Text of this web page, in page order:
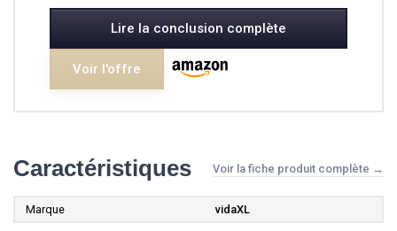
Lire la conclusion complète
Voir l'offre
Caractéristiques Voir la fiche produit complète →
Marque vidaXL